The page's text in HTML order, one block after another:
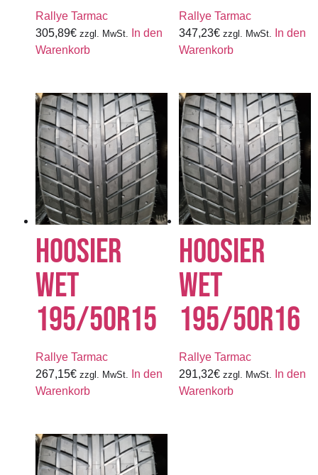
Rallye Tarmac
305,89€ zzgl. MwSt.
In den
Warenkorb
Rallye Tarmac
347,23€ zzgl. MwSt.
In den
Warenkorb
HOOSIER
WET
195/50R15
Rallye Tarmac
267,15€ zzgl. MwSt.
In den
Warenkorb
HOOSIER
WET
195/50R16
Rallye Tarmac
291,32€ zzgl. MwSt.
In den
Warenkorb